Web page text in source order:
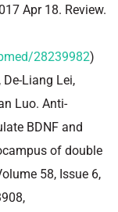
Apr 18. Review.
28239982)
Liang Lei,
Luo. Anti-
BDNF and
of double
58, Issue 6,